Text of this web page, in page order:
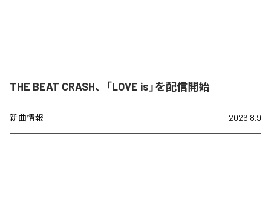
THE BEAT CRASH、「LOVE is」を配信開始
新曲情報 2026.8.9